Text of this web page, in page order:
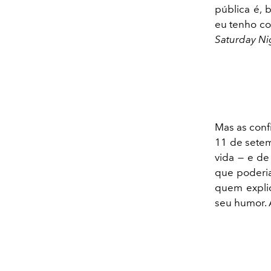
pública é,
eu tenho
Saturday
Mas as
11 de
vida — e
que
quem
seu humor.